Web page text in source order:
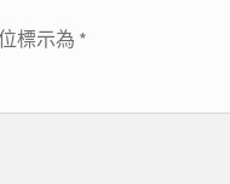
標示為 *